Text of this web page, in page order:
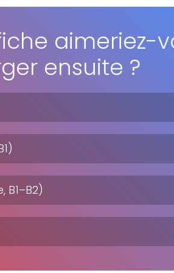
aimeriez-
ensuite ?